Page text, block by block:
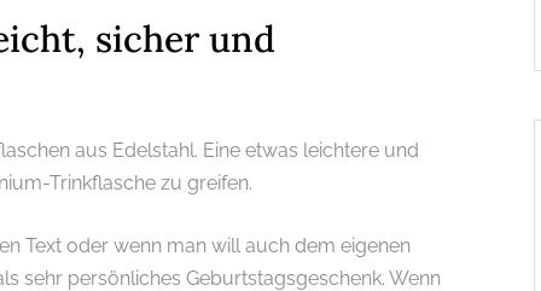
sicher und
aus Edelstahl. Eine etwas leichtere und
Trinkflasche zu greifen.
Text oder wenn man will auch dem eigenen
sehr persönliches Geburtstagsgeschenk. Wenn